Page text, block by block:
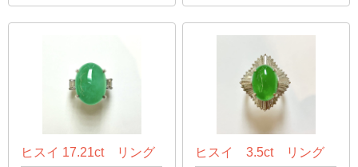
ヒスイ 17.21ct リング ヒスイ 3.5ct リング